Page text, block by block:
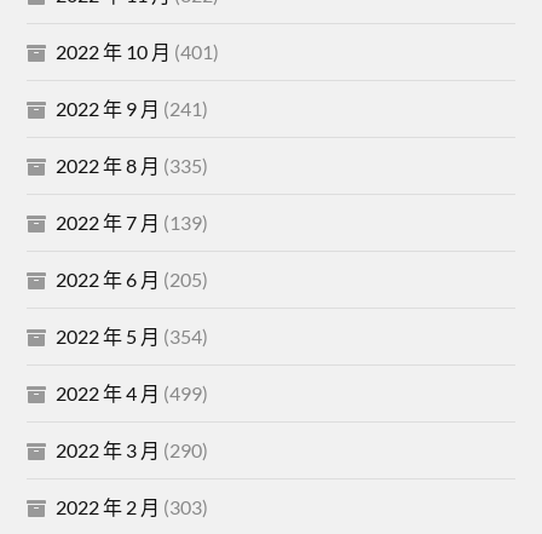
2022 年 10 月 (401)
2022 年 9 月 (241)
2022 年 8 月 (335)
2022 年 7 月 (139)
2022 年 6 月 (205)
2022 年 5 月 (354)
2022 年 4 月 (499)
2022 年 3 月 (290)
2022 年 2 月 (303)